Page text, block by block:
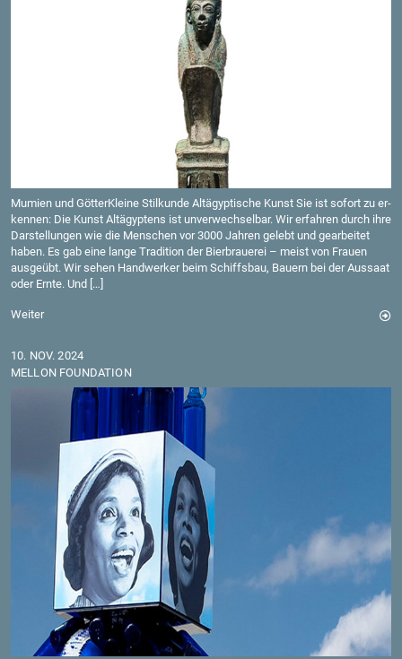
Mu­mi­en und Göt­ter­Klei­ne Stil­kun­de Alt­ägyp­ti­sche Kunst Sie ist so­fort zu er­
ken­nen: Die Kunst Alt­ägyp­tens ist un­ver­wech­sel­bar. Wir er­fah­ren durch ihre
Dar­stel­lun­gen wie die Men­schen vor 3000 Jah­ren ge­lebt und ge­ar­bei­tet
haben. Es gab eine lange Tra­di­ti­on der Bier­braue­rei – meist von Frau­en
aus­ge­übt. Wir sehen Hand­wer­ker beim Schiffs­bau, Bau­ern bei der Aus­saat
oder Ernte. Und […]
Wei­ter
10. NOV. 2024
MEL­LON FOUN­DA­TI­ON